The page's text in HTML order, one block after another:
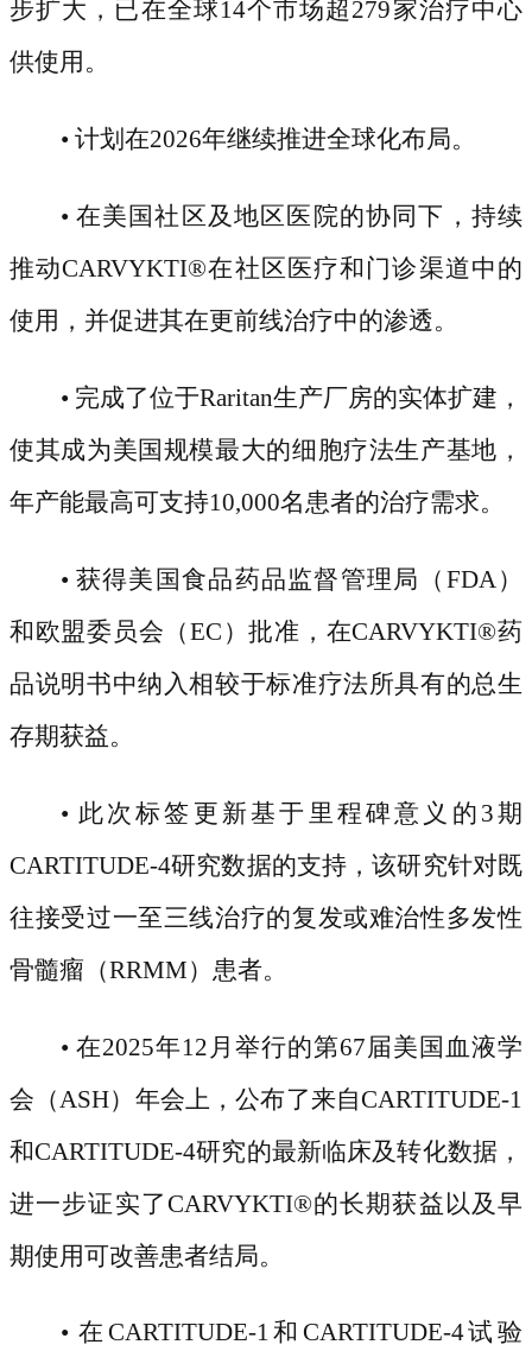
步扩大，已在全球14个市场超279家治疗中心
供使用。
• 计划在2026年继续推进全球化布局。
• 在美国社区及地区医院的协同下，持续
推动CARVYKTI®在社区医疗和门诊渠道中的
使用，并促进其在更前线治疗中的渗透。
• 完成了位于Raritan生产厂房的实体扩建，
使其成为美国规模最大的细胞疗法生产基地，
年产能最高可支持10,000名患者的治疗需求。
• 获得美国食品药品监督管理局（FDA）
和欧盟委员会（EC）批准，在CARVYKTI®药
品说明书中纳入相较于标准疗法所具有的总生
存期获益。
• 此次标签更新基于里程碑意义的3期
CARTITUDE-4研究数据的支持，该研究针对既
往接受过一至三线治疗的复发或难治性多发性
骨髓瘤（RRMM）患者。
• 在2025年12月举行的第67届美国血液学
会（ASH）年会上，公布了来自CARTITUDE-1
和CARTITUDE-4研究的最新临床及转化数据，
进一步证实了CARVYKTI®的长期获益以及早
期使用可改善患者结局。
• 在CARTITUDE-1和CARTITUDE-4试验